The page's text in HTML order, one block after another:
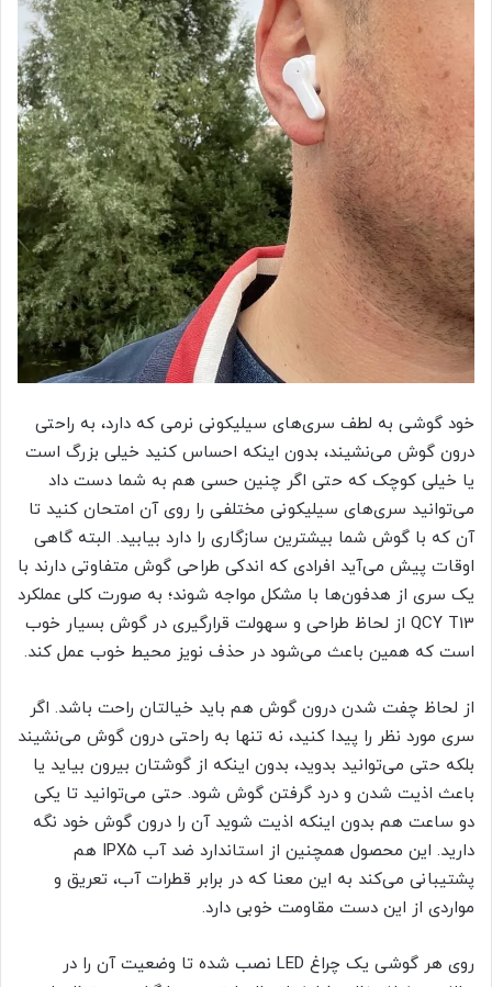
خود گوشی به لطف سری‌های سیلیکونی نرمی که دارد، به راحتی
درون گوش می‌نشیند، بدون اینکه احساس کنید خیلی بزرگ است
یا خیلی کوچک که حتی اگر چنین حسی هم به شما دست داد
می‌توانید سری‌های سیلیکونی مختلفی را روی آن امتحان کنید تا
آن که با گوش شما بیشترین سازگاری را دارد بیابید. البته گاهی
اوقات پیش می‌آید افرادی که اندکی طراحی گوش متفاوتی دارند با
یک سری از هدفون‌ها با مشکل مواجه شوند؛ به صورت کلی عملکرد
QCY T13 از لحاظ طراحی و سهولت قرارگیری در گوش بسیار خوب
است که همین باعث می‌شود در حذف نویز محیط خوب عمل کند.
از لحاظ چفت شدن درون گوش هم باید خیالتان راحت باشد. اگر
سری مورد نظر را پیدا کنید، نه تنها به راحتی درون گوش می‌نشیند
بلکه حتی می‌توانید بدوید، بدون اینکه از گوشتان بیرون بیاید یا
باعث اذیت شدن و درد گرفتن گوش شود. حتی می‌توانید تا یکی
دو ساعت هم بدون اینکه اذیت شوید آن را درون گوش خود نگه
دارید. این محصول همچنین از استاندارد ضد آب IPX5 هم
پشتیبانی می‌کند به این معنا که در برابر قطرات آب، تعریق و
مواردی از این دست مقاومت خوبی دارد.
روی هر گوشی یک چراغ LED نصب شده تا وضعیت آن را در